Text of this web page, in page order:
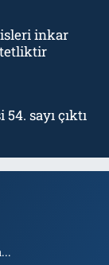
inkar
sayı çıktı